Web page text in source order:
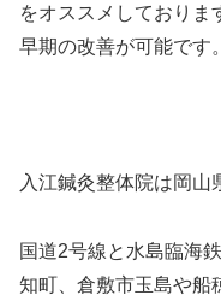
をオススメしておりま
早期の改善が可能です。
入江鍼灸整体院は岡山
国道2号線と水島臨海
知町、倉敷市玉島や船